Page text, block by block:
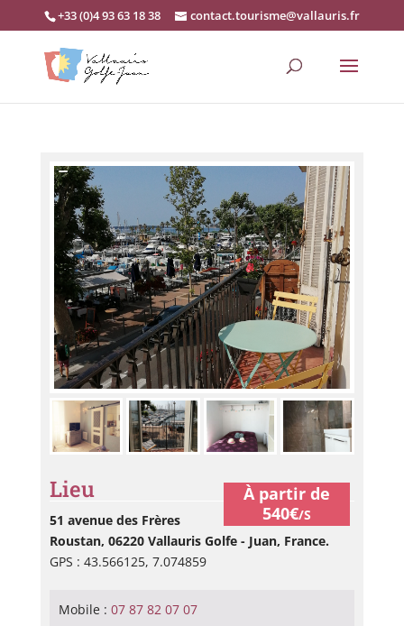
+33 (0)4 93 63 18 38 contact.tourisme@vallauris.fr
À partir de
540€/S
Lieu
51 avenue des Frères
Roustan, 06220 Vallauris Golfe - Juan, France.
GPS : 43.566125, 7.074859
Mobile : 07 87 82 07 07